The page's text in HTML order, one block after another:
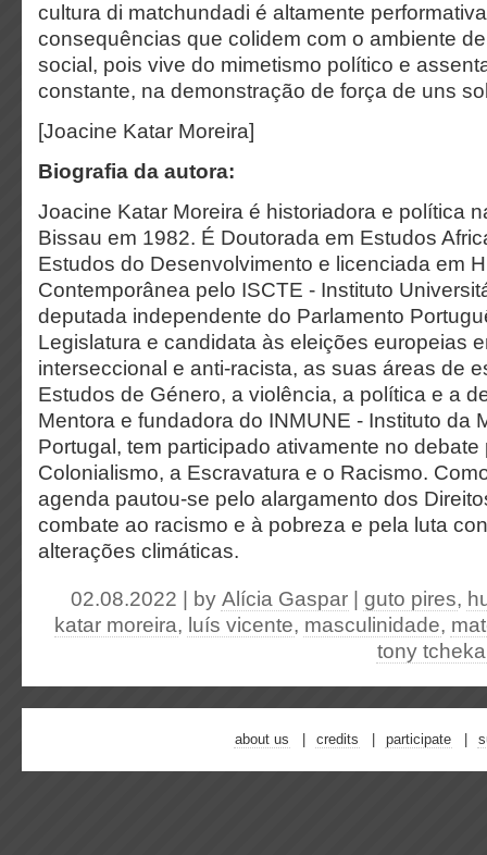
cultura di matchundadi é altamente
consequências que colidem com o ambiente
social, pois vive do mimetismo político e
constante, na demonstração de força de uns
[Joacine Katar Moreira]
Biografia da autora:
Joacine Katar Moreira é historiadora e política
Bissau em 1982. É Doutorada em Estudos
Estudos do Desenvolvimento e licenciada em
Contemporânea pelo ISCTE - Instituto
deputada independente do Parlamento
Legislatura e candidata às eleições europeias
interseccional e anti-racista, as suas áreas de
Estudos de Género, a violência, a política e a
Mentora e fundadora do INMUNE - Instituto da
Portugal, tem participado ativamente no
Colonialismo, a Escravatura e o Racismo.
agenda pautou-se pelo alargamento dos
combate ao racismo e à pobreza e pela luta
alterações climáticas.
02.08.2022 | by Alícia Gaspar guto pires,
katar moreira, luís vicente, masculinidade,
tony tcheka
about us credits participate